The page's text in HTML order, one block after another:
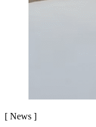
[ News ]